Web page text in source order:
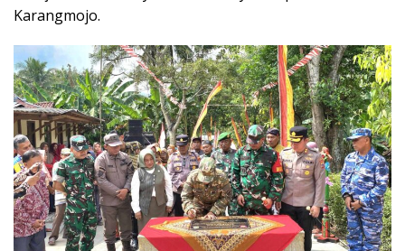
Karangmojo.